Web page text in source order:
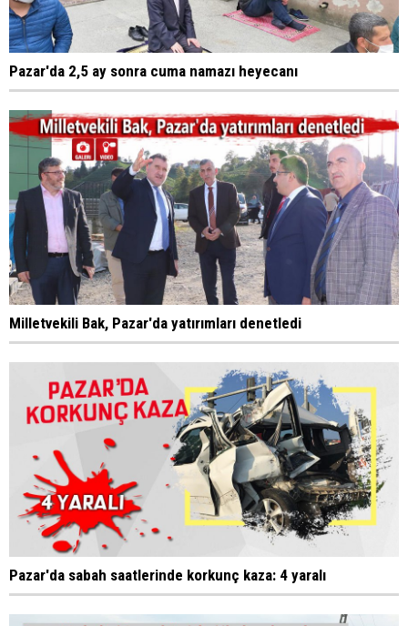
Pazar'da 2,5 ay sonra cuma namazı heyecanı
Milletvekili Bak, Pazar'da yatırımları denetledi
Pazar'da sabah saatlerinde korkunç kaza: 4 yaralı